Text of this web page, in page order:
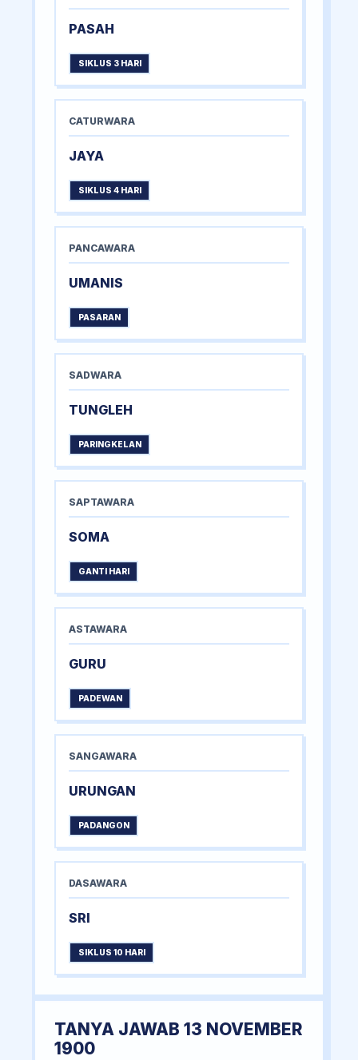
PASAH
SIKLUS 3 HARI
CATURWARA
JAYA
SIKLUS 4 HARI
PANCAWARA
UMANIS
PASARAN
SADWARA
TUNGLEH
PARINGKELAN
SAPTAWARA
SOMA
GANTI HARI
ASTAWARA
GURU
PADEWAN
SANGAWARA
URUNGAN
PADANGON
DASAWARA
SRI
SIKLUS 10 HARI
TANYA JAWAB 13 NOVEMBER
1900